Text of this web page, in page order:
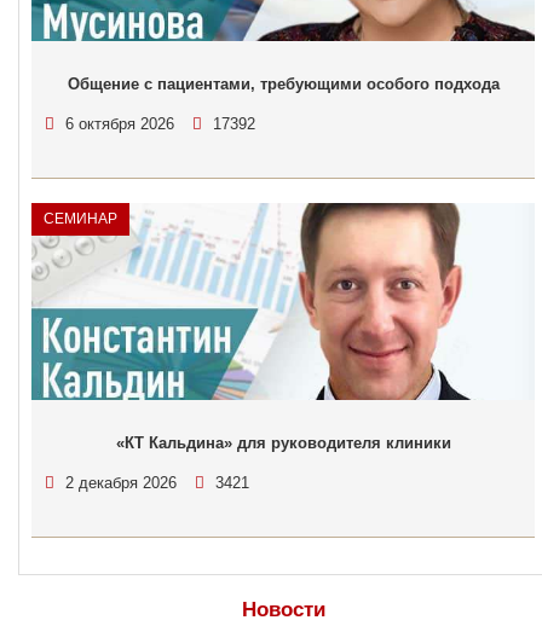
Общение с пациентами, требующими особого подхода
6 октября 2026 17392
СЕМИНАР
«КТ Кальдина» для руководителя клиники
2 декабря 2026 3421
Новости